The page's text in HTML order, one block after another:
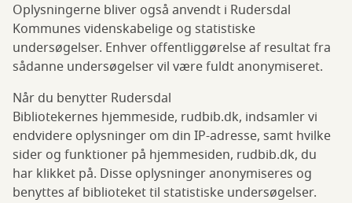
Oplysningerne bliver også anvendt i Rudersdal
Kommunes videnskabelige og statistiske
undersøgelser. Enhver offentliggørelse af resultat fra
sådanne undersøgelser vil være fuldt anonymiseret.
Når du benytter Rudersdal
Bibliotekernes hjemmeside, rudbib.dk, indsamler vi
endvidere oplysninger om din IP-adresse, samt hvilke
sider og funktioner på hjemmesiden, rudbib.dk, du
har klikket på. Disse oplysninger anonymiseres og
benyttes af biblioteket til statistiske undersøgelser.